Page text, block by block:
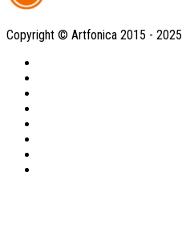
Copyright © Artfonica 2015 - 2025